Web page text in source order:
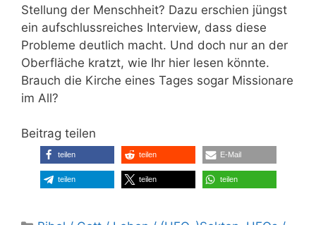
Stellung der Menschheit? Dazu erschien jüngst
ein aufschlussreiches Interview, dass diese
Probleme deutlich macht. Und doch nur an der
Oberfläche kratzt, wie Ihr hier lesen könnte.
Brauch die Kirche eines Tages sogar Missionare
im All?
Beitrag teilen
teilen teilen E-Mail
teilen teilen teilen